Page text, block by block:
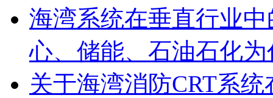
海湾系统在垂直行业
心、储能、石油石化
关于海湾消防CRT系